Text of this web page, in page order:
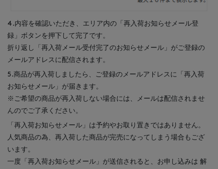
4.内容を確認いただき、エリア内の「再入荷お知らせメール登
録」ボタンを押下して完了です。
折り返し「再入荷メール受付完了のお知らせメール」がご登録の
メールアドレスに配信されます。
5.商品が再入荷しましたら、ご登録のメールアドレスに「再入荷
お知らせメール」が届きます。
※ご希望の商品が再入荷しない場合には、メールは配信されませ
んのでご了承ください。
「再入荷お知らせメール」は予約やお取り置きではありません。
人気商品の為、再入荷した商品が完売になってしまう場合もござ
います。
一度「再入荷お知らせメール」が送信されると、お申し込みは 解